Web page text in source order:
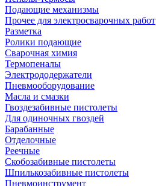
Подающие механизмы
Прочее для электросварочных работ
Разметка
Ролики подающие
Сварочная химия
Термопеналы
Электрододержатели
Пневмооборудование
Масла и смазки
Гвоздезабивные пистолеты
Для одиночных гвоздей
Барабанные
Отделочные
Реечные
Скобозабивные пистолеты
Шпилькозабивные пистолеты
Пневмоинструмент